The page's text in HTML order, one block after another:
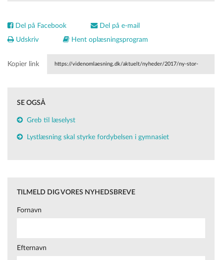
Del på Facebook
Del på e-mail
Udskriv
Hent oplæsningsprogram
Kopier link https://videnomlaesning.dk/aktuelt/nyheder/2017/ny-stor-
SE OGSÅ
Greb til læselyst
Lystlæsning skal styrke fordybelsen i gymnasiet
TILMELD DIG VORES NYHEDSBREVE
Fornavn
Efternavn